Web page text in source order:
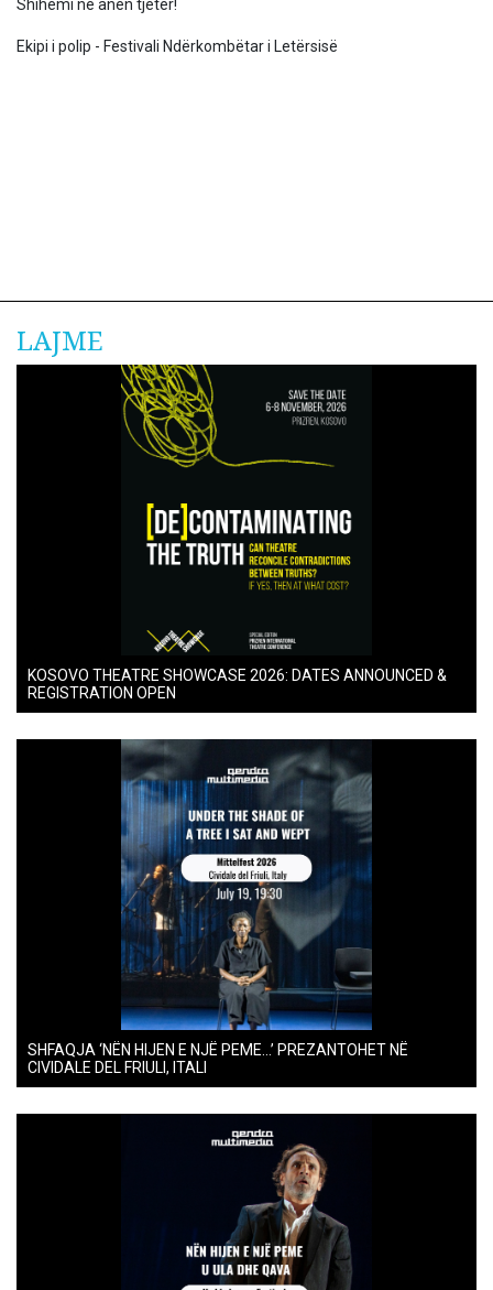
Shihemi në anën tjetër!
Ekipi i polip - Festivali Ndërkombëtar i Letërsisë
LAJME
KOSOVO THEATRE SHOWCASE 2026: DATES ANNOUNCED &
REGISTRATION OPEN
SHFAQJA ‘NËN HIJEN E NJË PEME…’ PREZANTOHET NË
CIVIDALE DEL FRIULI, ITALI